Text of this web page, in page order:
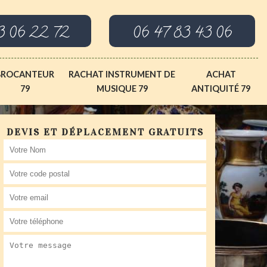
06 22 72 06 47 83 43 06
79
RACHAT INSTRUMENT DE
MUSIQUE 79
ACHAT
ANTIQUITÉ 79
DEVIS ET DÉPLACEMENT GRATUITS